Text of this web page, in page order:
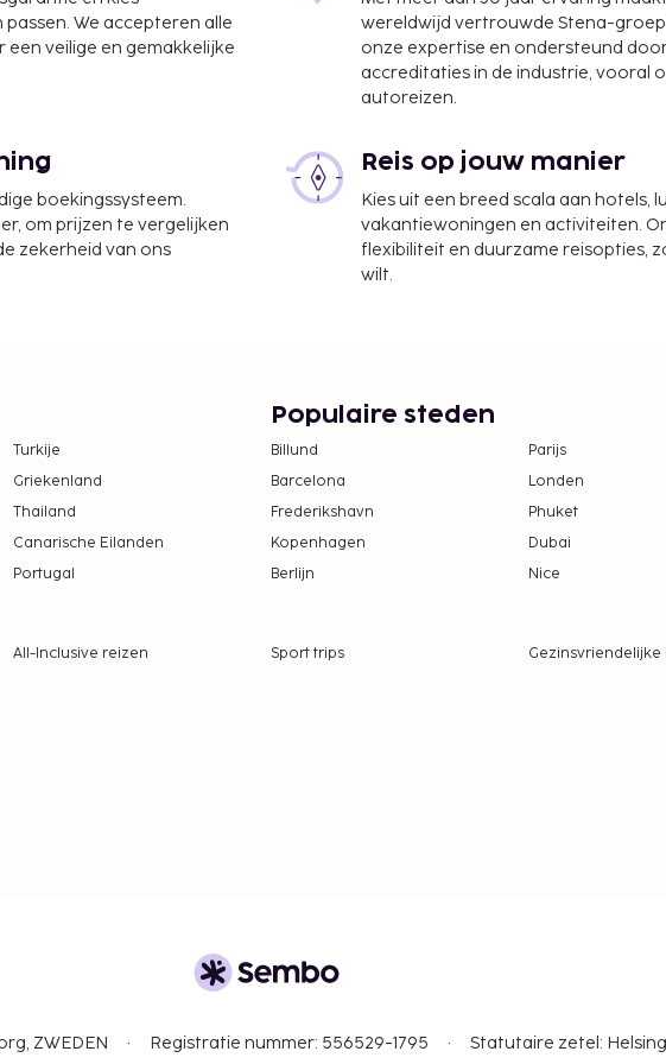
een 24-uurs
je gratis
We accepteren alle
veilige en gemakkelijke
wereldwijd vertrouwde Stena-
onze expertise en ondersteund
accreditaties in de industrie, vooral
autoreizen.
boekingssysteem.
om prijzen te vergelijken
zekerheid van ons
Reis op jouw manier
Kies uit een breed scala aan hotels,
vakantiewoningen en activiteiten.
flexibiliteit en duurzame reisopties,
wilt.
Turkije
Griekenland
Thailand
Canarische Eilanden
Portugal
Populaire steden
Billund Parijs
Barcelona
Londen
Frederikshavn
Phuket
Kopenhagen
Dubai
Berlijn
Nice
All-Inclusive reizen Sport trips Gezinsvriendelijke
ZWEDEN Registratie nummer: 556529-1795 Statutaire zetel: